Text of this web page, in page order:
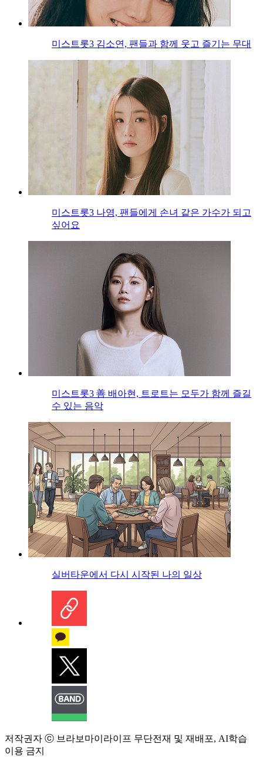
미스트롯3 김소연, 팬들과 함께 웃고 즐기는 무대
미스트롯3 나영, 팬들에게 손녀 같은 가수가 되고
싶어요
미스트롯3 善 배아현, 트로트는 모두가 함께 즐길
수 있는 음악
실버타운에서 다시 시작된 나의 일상
저작권자 ⓒ 브라보마이라이프 무단전재 및 재배포, AI학습
이용 금지